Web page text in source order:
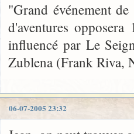
"Grand événement
d'aventures
influencé par Le
Zublena (Frank Riva,
06-07-2005 23:32